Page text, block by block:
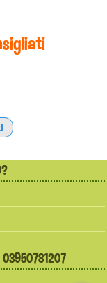
03950781207